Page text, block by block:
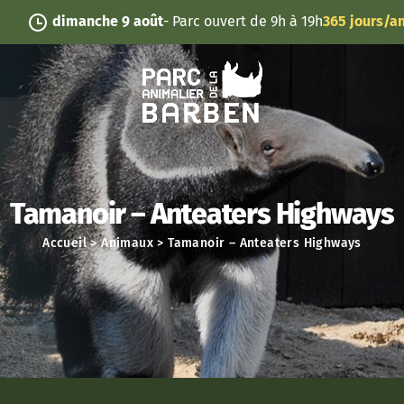
Panneau de gestion des cookies
dimanche 9 août- Parc ouvert de 9h à 19h365 jours/an
Tamanoir – Anteaters Highways
Accueil>Animaux >Tamanoir – Anteaters Highways